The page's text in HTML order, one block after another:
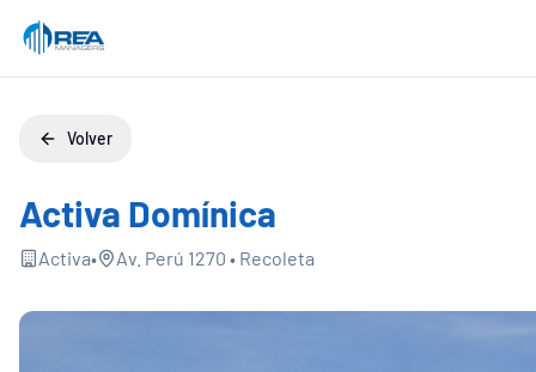
Volver
Activa Domínica
Activa• Av. Perú 1270 • Recoleta